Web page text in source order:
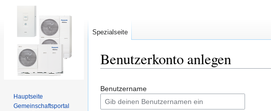
Benutzerkonto anlegen
Navigation
springen
Suche
springen
Benutzername
Spezialseite
Hauptseite
Gemeinschafts­portal